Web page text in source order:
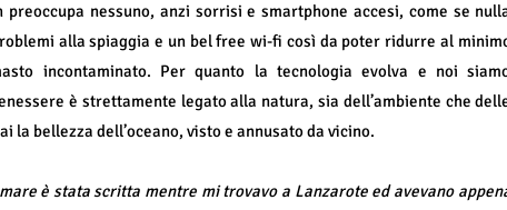
nessuno, anzi sorrisi e smartphone accesi, come se
alla spiaggia e un bel free wi-fi così da poter ridurre al
incontaminato. Per quanto la tecnologia evolva e noi
è strettamente legato alla natura, sia dell’ambiente che
bellezza dell’oceano, visto e annusato da vicino.
è stata scritta mentre mi trovavo a Lanzarote ed avevano